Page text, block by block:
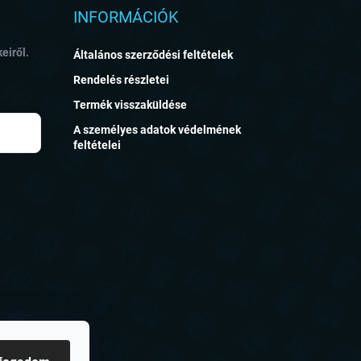
INFORMÁCIÓK
Általános szerződési feltételek
Rendelés részletei
Termék visszaküldése
A személyes adatok védelmének
feltételei